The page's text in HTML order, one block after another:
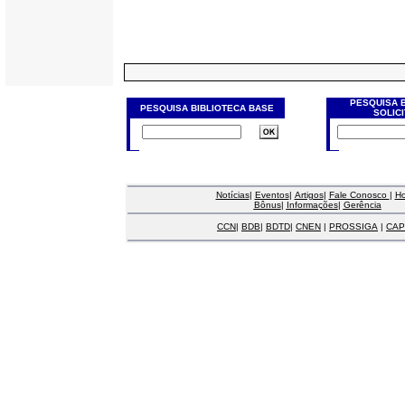
PESQUISA BIBLIOTECA BASE
PESQUISA
Notícias| Eventos| Artigos| Fale Conosco |
Bônus| Informações| Gerência
CCN| BDB| BDTD| CNEN | PROSSIGA |